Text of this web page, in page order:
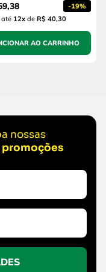
,38 -19%
até 12x de R$ 40,30
AO CARRINHO
nossas
promoções